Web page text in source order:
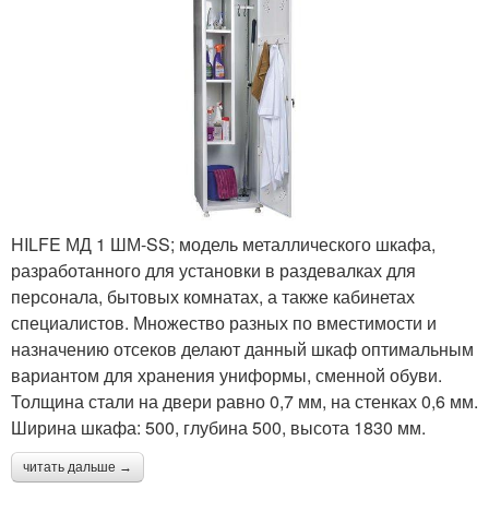
HILFE МД 1 ШМ-SS; модель металлического шкафа,
разработанного для установки в раздевалках для
персонала, бытовых комнатах, а также кабинетах
специалистов. Множество разных по вместимости и
назначению отсеков делают данный шкаф оптимальным
вариантом для хранения униформы, сменной обуви.
Толщина стали на двери равно 0,7 мм, на стенках 0,6 мм.
Ширина шкафа: 500, глубина 500, высота 1830 мм.
читать дальше →